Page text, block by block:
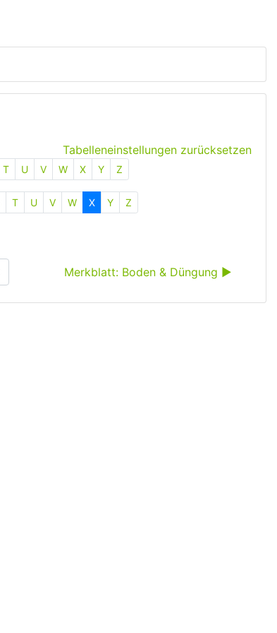
Tabelleneinstellungen zurücksetzen
T U V W X Y Z
T U V W X Y Z
Merkblatt: Boden & Düngung ▶︎